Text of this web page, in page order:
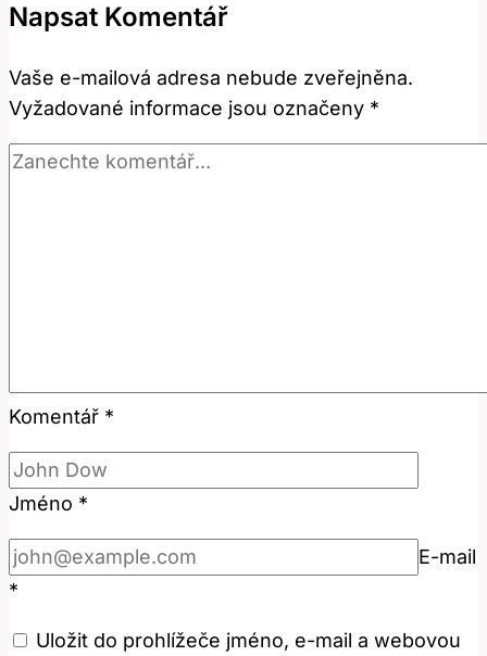
o
Slově
Napsat Komentář
Vaše e-mailová adresa nebude zveřejněna.
Vyžadované informace jsou označeny *
Komentář *
Jméno *
E-mail
*
Uložit do prohlížeče jméno, e-mail a webovou